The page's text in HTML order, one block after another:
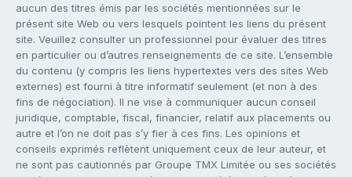
aucun des titres émis par les sociétés mentionnées sur le
présent site Web ou vers lesquels pointent les liens du présent
site. Veuillez consulter un professionnel pour évaluer des titres
en particulier ou d’autres renseignements de ce site. L’ensemble
du contenu (y compris les liens hypertextes vers des sites Web
externes) est fourni à titre informatif seulement (et non à des
fins de négociation). Il ne vise à communiquer aucun conseil
juridique, comptable, fiscal, financier, relatif aux placements ou
autre et l’on ne doit pas s’y fier à ces fins. Les opinions et
conseils exprimés reflètent uniquement ceux de leur auteur, et
ne sont pas cautionnés par Groupe TMX Limitée ou ses sociétés